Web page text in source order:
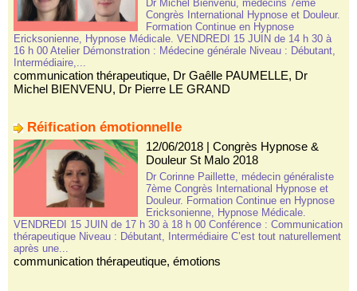
Dr Michel Bienvenu, médecins 7ème
Congrès International Hypnose et Douleur.
Formation Continue en Hypnose
Ericksonienne, Hypnose Médicale. VENDREDI 15 JUIN de 14 h 30 à
16 h 00 Atelier Démonstration : Médecine générale Niveau : Débutant,
Intermédiaire,...
communication thérapeutique, Dr Gaêlle PAUMELLE, Dr
Michel BIENVENU, Dr Pierre LE GRAND
Réification émotionnelle
12/06/2018| Congrès Hypnose &
Douleur St Malo 2018
Dr Corinne Paillette, médecin généraliste
7ème Congrès International Hypnose et
Douleur. Formation Continue en Hypnose
Ericksonienne, Hypnose Médicale.
VENDREDI 15 JUIN de 17 h 30 à 18 h 00 Conférence : Communication
thérapeutique Niveau : Débutant, Intermédiaire C’est tout naturellement
après une...
communication thérapeutique, émotions